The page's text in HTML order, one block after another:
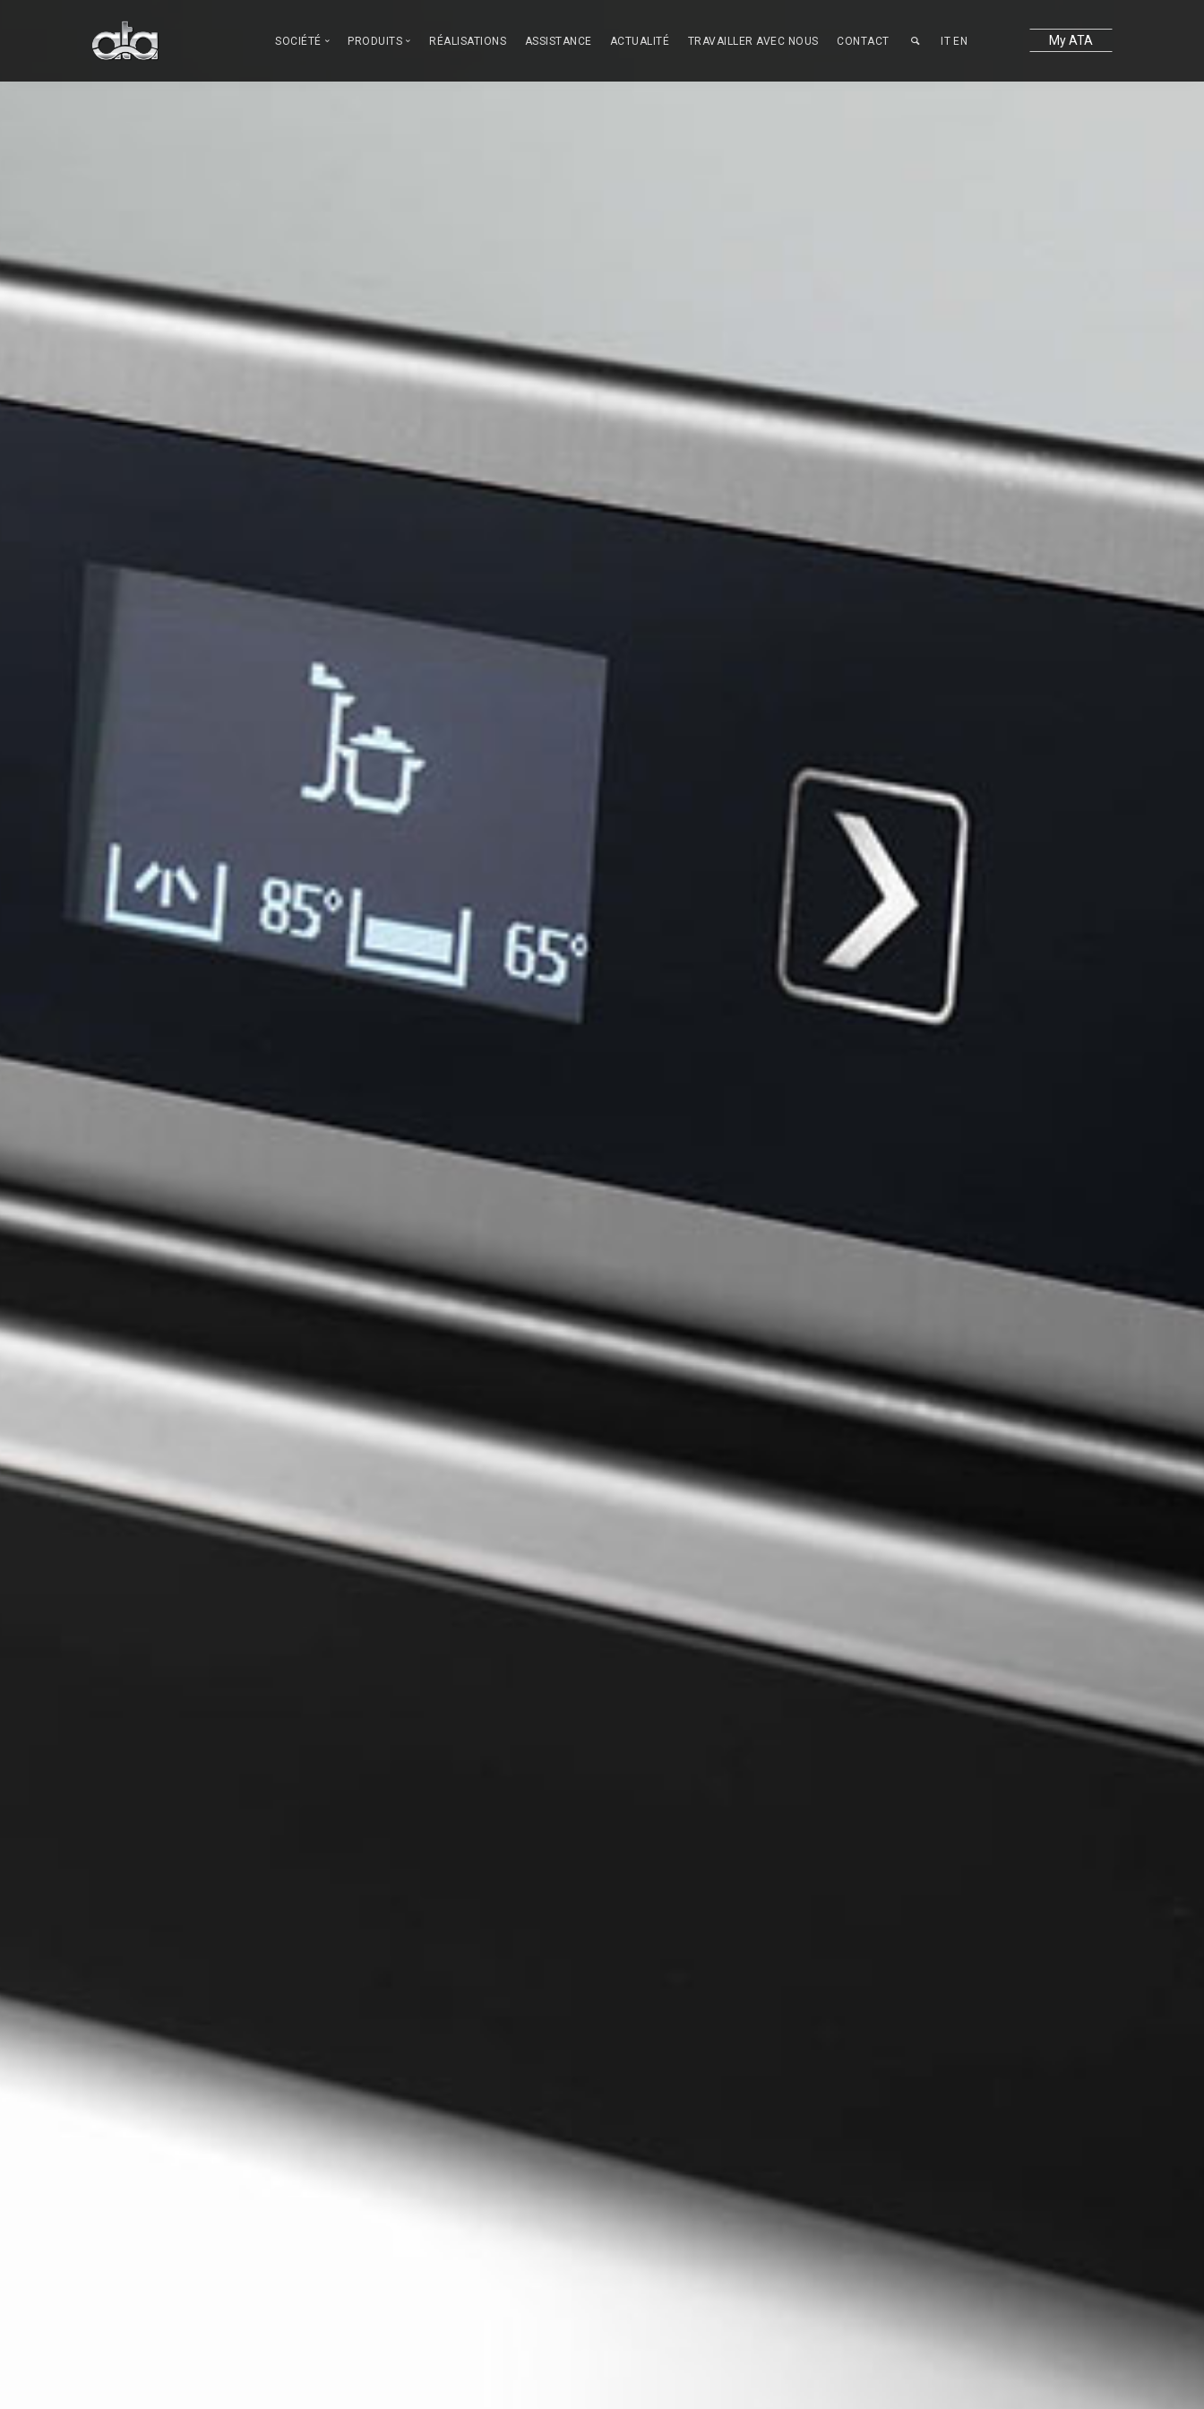
SOCIÉTÉ PRODUITS RÉALISATIONS ASSISTANCE ACTUALITÉ TRAVAILLER AVEC NOUS CONTACT IT EN My ATA